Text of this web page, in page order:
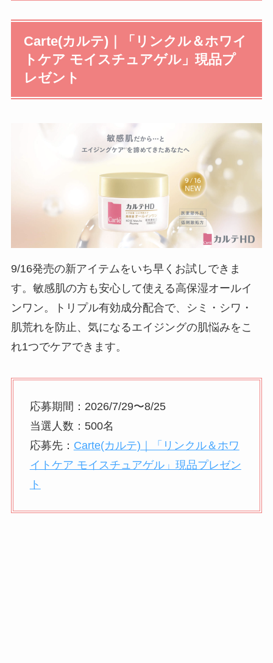
Carte(カルテ)｜「リンクル＆ホワイ
トケア モイスチュアゲル」現品プ
レゼント
9/16発売の新アイテムをいち早くお試しできま
す。敏感肌の方も安心して使える高保湿オールイ
ンワン。トリプル有効成分配合で、シミ・シワ・
肌荒れを防止、気になるエイジングの肌悩みをこ
れ1つでケアできます。
応募期間：2026/7/29〜8/25
当選人数：500名
応募先： Carte(カルテ)｜「リンクル＆ホワ
イトケア モイスチュアゲル」現品プレゼン
ト